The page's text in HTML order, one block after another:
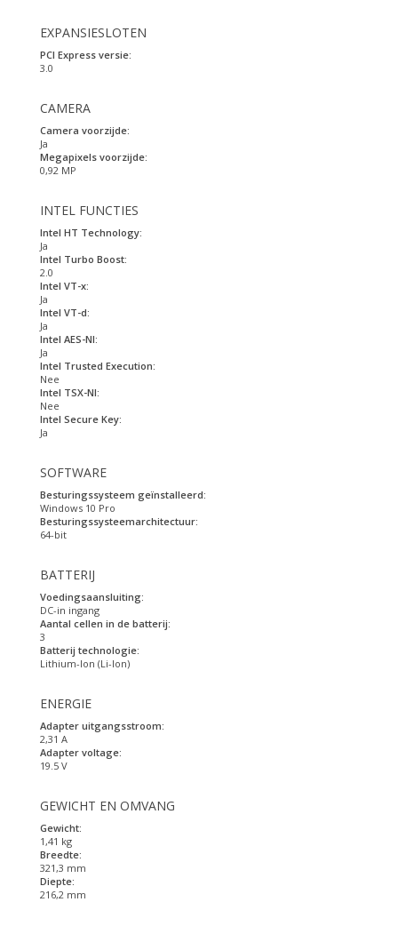
EXPANSIESLOTEN
PCI Express versie:
3.0
CAMERA
Camera voorzijde:
Ja
Megapixels voorzijde:
0,92 MP
INTEL FUNCTIES
Intel HT Technology:
Ja
Intel Turbo Boost:
2.0
Intel VT-x:
Ja
Intel VT-d:
Ja
Intel AES-NI:
Ja
Intel Trusted Execution:
Nee
Intel TSX-NI:
Nee
Intel Secure Key:
Ja
SOFTWARE
Besturingssysteem geïnstalleerd:
Windows 10 Pro
Besturingssysteemarchitectuur:
64-bit
BATTERIJ
Voedingsaansluiting:
DC-in ingang
Aantal cellen in de batterij:
3
Batterij technologie:
Lithium-Ion (Li-Ion)
ENERGIE
Adapter uitgangsstroom:
2,31 A
Adapter voltage:
19.5 V
GEWICHT EN OMVANG
Gewicht:
1,41 kg
Breedte:
321,3 mm
Diepte:
216,2 mm